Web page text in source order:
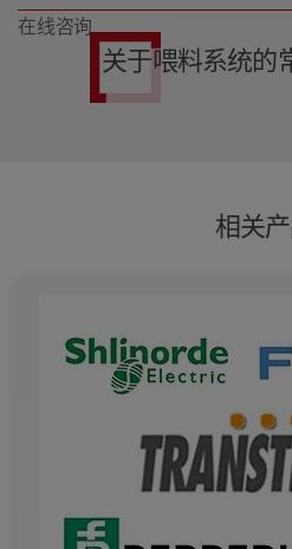
在线咨询
关于喂料系统的
相关